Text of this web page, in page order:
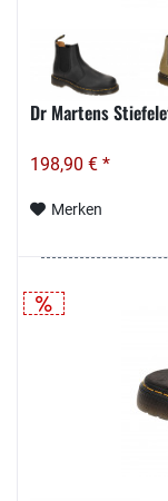
Dr Martens
198,90 € *
Merken